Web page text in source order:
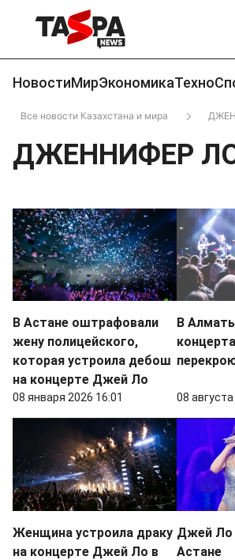
НовостиМирЭкономикаТехно
Все новости Казахстана и мира
ДЖЕННИФЕР
В Астане оштрафовали
жену полицейского,
которая устроила дебош
на концерте Джей Ло
08 января 2026 16:01
В
08
Женщина устроила драку
на концерте Джей Ло в
Джей Ло
Астане